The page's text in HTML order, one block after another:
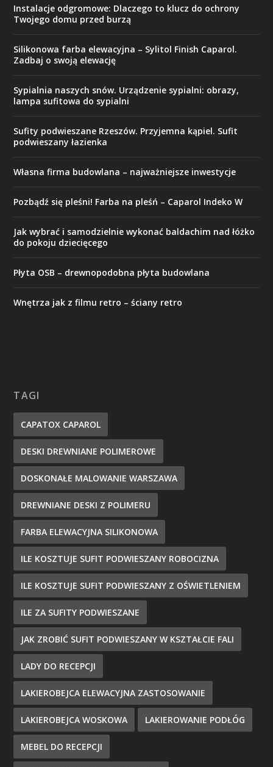
Instalacje odgromowe: Dlaczego to klucz do ochrony
Twojego domu przed burzą
Silikonowa farba elewacyjna – Sylitol Finish Caparol.
Zadbaj o swoją elewację
Sypialnia naszych snów. Urządzenie sypialni: obrazy,
lampa sufitowa do sypialni
Sufity podwieszane Rzeszów. Przyjemna kąpiel. Sufit
podwieszany łazienka
Własna firma budowlana – najważniejsze inwestycje
Pozbądź się pleśni! Farba na pleśń – Caparol Indeko W
Jak wybrać i samodzielnie wykonać baldachim nad łóżko
do pokoju dziecięcego
Płyta OSB – drewnopodobna płyta budowlana
Wnętrza jak z filmu retro – ściany retro
TAGI
CAPATOX CAPAROL
DESKI DREWNIANE POLIMEROWE
DOSKONAŁE MALOWANIE WARSZAWA
DREWNIANE DESKI Z POLIMERU
FARBA ELEWACYJNA SILIKONOWA
ILE KOSZTUJE SUFIT PODWIESZANY ROBOCIZNA
ILE KOSZTUJE SUFIT PODWIESZANY Z OŚWIETLENIEM
ILE ZA SUFITY PODWIESZANE
JAK ZROBIĆ SUFIT PODWIESZANY W KSZTAŁCIE FALI
LADY DO RECEPCJI
LAKIEROBEJCA ELEWACYJNA ZASTOSOWANIE
LAKIEROBEJCA WOSKOWA LAKIEROWANIE PODŁÓG
MEBEL DO RECEPCJI